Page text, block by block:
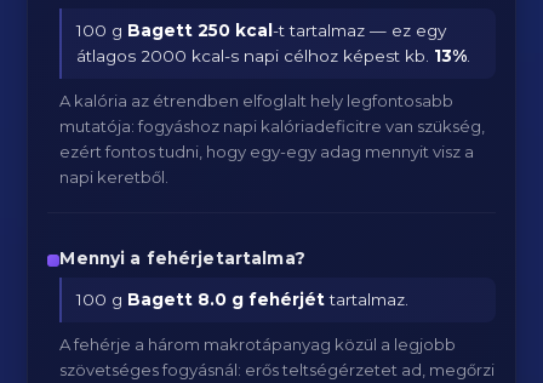
100 g Bagett 250 kcal-t tartalmaz — ez egy
átlagos 2000 kcal-s napi célhoz képest kb. 13%
A kalória az étrendben elfoglalt hely legfontosabb
mutatója: fogyáshoz napi kalóriadeficitre van szükség,
ezért fontos tudni, hogy egy-egy adag mennyit visz a
napi keretből.
Mennyi a fehérjetartalma?
100 g Bagett 8.0 g fehérjéttartalmaz.
A fehérje a három makrotápanyag közül a legjobb
szövetséges fogyásnál: erős teltségérzetet ad, megőrzi